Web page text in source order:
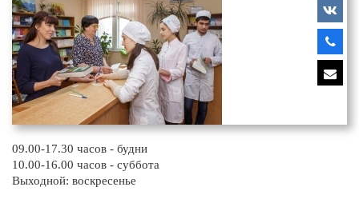
09.00-17.30 часов - будни
10.00-16.00 часов - суббота
Выходной: воскресенье